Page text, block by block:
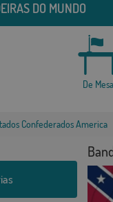
DO MUNDO
De Mesa
Confederados America